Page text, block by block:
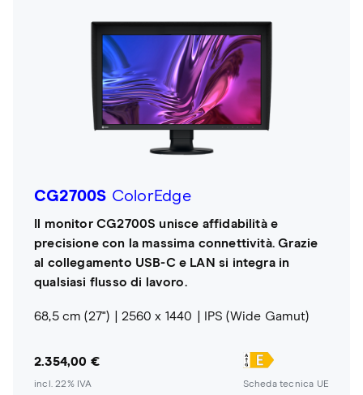
CG2700S ColorEdge
Il monitor CG2700S unisce affidabilità e
precisione con la massima connettività. Grazie
al collegamento USB-C e LAN si integra in
qualsiasi flusso di lavoro.
68,5 cm (27") 2560 x 1440 IPS (Wide Gamut)
2.354,00 €
incl. 22% IVA Scheda tecnica UE